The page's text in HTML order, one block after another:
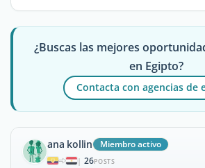
¿Buscas las mejores
en Egipto?
Contacta con agencias de
ana kollin Miembro activo
| 26POSTS